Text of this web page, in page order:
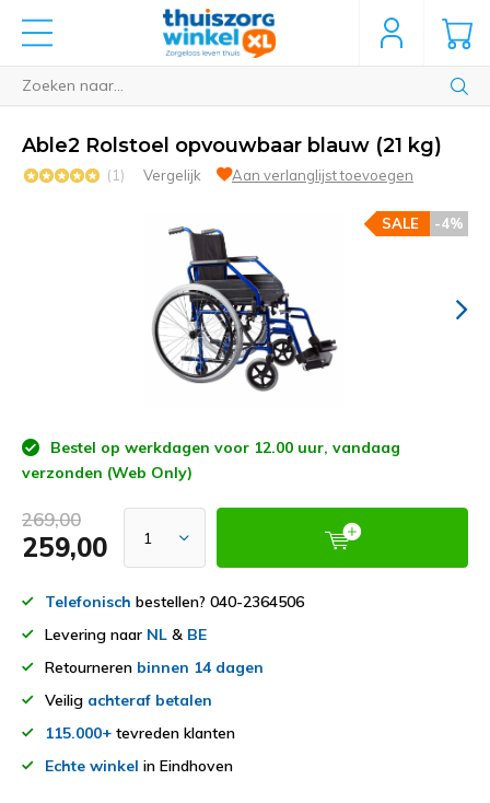
Able2 Rolstoel opvouwbaar blauw (21 kg)
(1) Vergelijk Aan verlanglijst toevoegen
-4%
SALE
Bestel op werkdagen voor 12.00 uur, vandaag
verzonden (Web Only)
269,00
259,00
Telefonisch bestellen? 040-2364506
Levering naar NL & BE
Retourneren binnen 14 dagen
Veilig achteraf betalen
115.000+ tevreden klanten
Echte winkel in Eindhoven